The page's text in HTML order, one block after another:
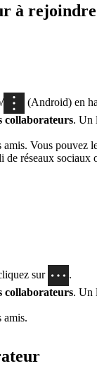
à
(Android) en
collaborateurs. Un
amis. Vous pouvez
réseaux sociaux
sur
.
collaborateurs. Un
amis.